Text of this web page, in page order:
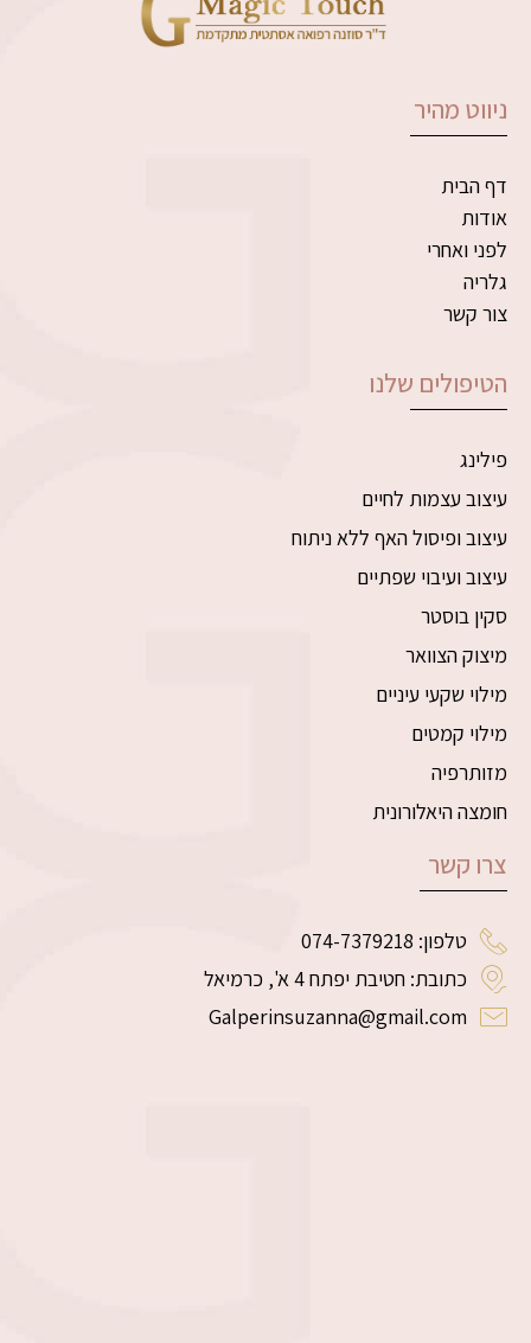
ניווט מהיר
דף הבית
אודות
לפני ואחרי
גלריה
צור קשר
הטיפולים שלנו
פילינג
עיצוב עצמות לחיים
עיצוב ופיסול האף ללא ניתוח
עיצוב ועיבוי שפתיים
סקין בוסטר
מיצוק הצוואר
מילוי שקעי עיניים
מילוי קמטים
מזותרפיה
חומצה היאלורונית
צרו קשר
טלפון: 074-7379218
כתובת: חטיבת יפתח 4 א', כרמיאל
Galperinsuzanna@gmail.com